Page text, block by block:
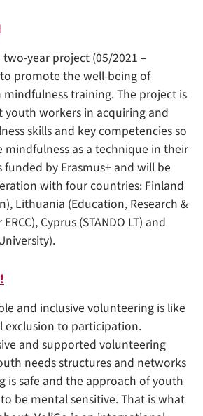
two-year project (05/2021 –
promote the well-being of
training. The project is
workers in acquiring and
skills and key competencies so
as a technique in their
by Erasmus+ and will be
with four countries: Finland
Lithuania (Education, Research &
Cyprus (STANDO LT) and
and inclusive volunteering is like
exclusion to participation.
and supported volunteering
needs structures and networks
is safe and the approach of youth
be mental sensitive. That is what